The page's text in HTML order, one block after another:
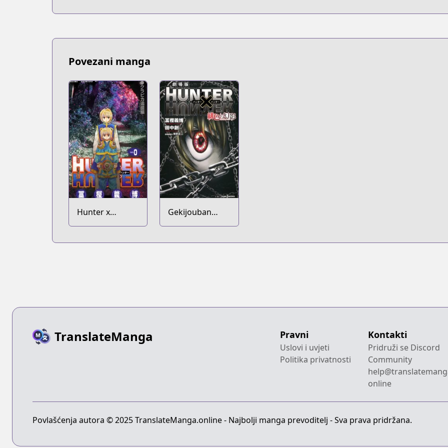
Povezani manga
Hunter x
Hunter:
Gekijouban
Hunter x
TranslateManga Pravni
Uslovi i uvjeti
Politika privatnosti
Kontakti
Pridruži se Discord
Community
online
Povlašćenja autora © 2025 TranslateManga.online - Najbolji manga prevoditelj - Sva prava pridržana.